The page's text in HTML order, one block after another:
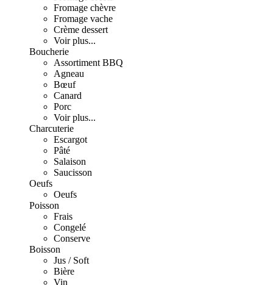
Fromage chèvre
Fromage vache
Crème dessert
Voir plus...
Boucherie
Assortiment BBQ
Agneau
Bœuf
Canard
Porc
Voir plus...
Charcuterie
Escargot
Pâté
Salaison
Saucisson
Oeufs
Oeufs
Poisson
Frais
Congelé
Conserve
Boisson
Jus / Soft
Bière
Vin